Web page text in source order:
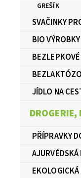
GREŠÍK
SVAČINKY
BIO VÝROBKY
JÍDLO NA
DROGERIE,
PŘÍPRAVKY